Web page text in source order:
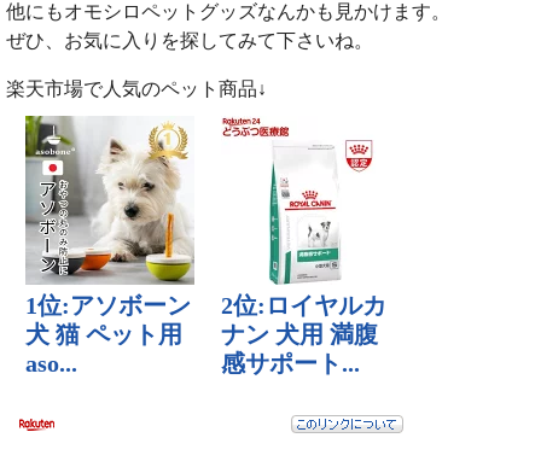
他にもオモシロペットグッズなんかも見かけます。
ぜひ、お気に入りを探してみて下さいね。
楽天市場で人気のペット商品↓